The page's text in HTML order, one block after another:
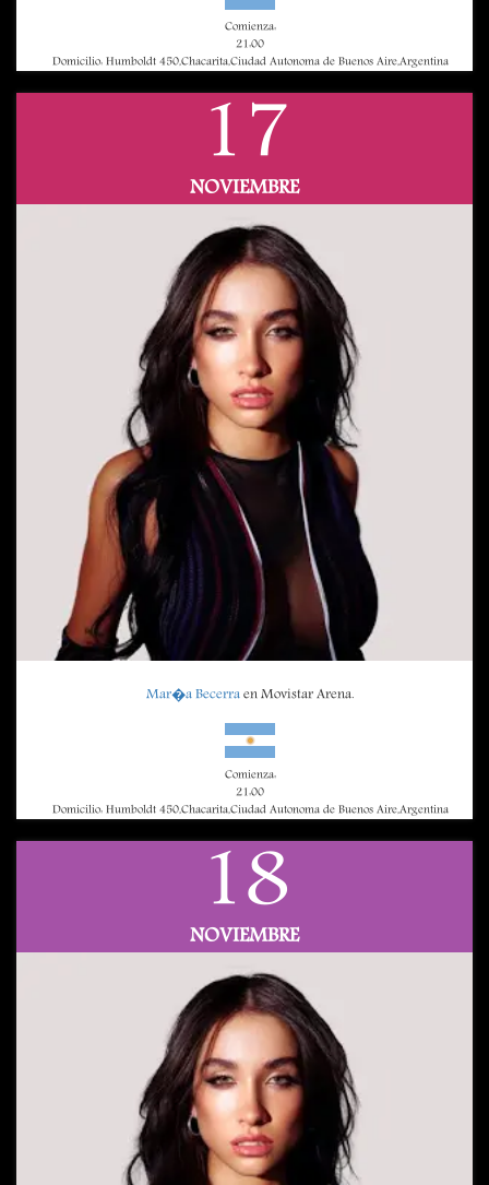
Comienza:
21:00
Domicilio: Humboldt 450,Chacarita,Ciudad Autonoma de Buenos Aire,Argentina
17
NOVIEMBRE
Mar�a Becerraen Movistar Arena.
Comienza:
21:00
Domicilio: Humboldt 450,Chacarita,Ciudad Autonoma de Buenos Aire,Argentina
18
NOVIEMBRE